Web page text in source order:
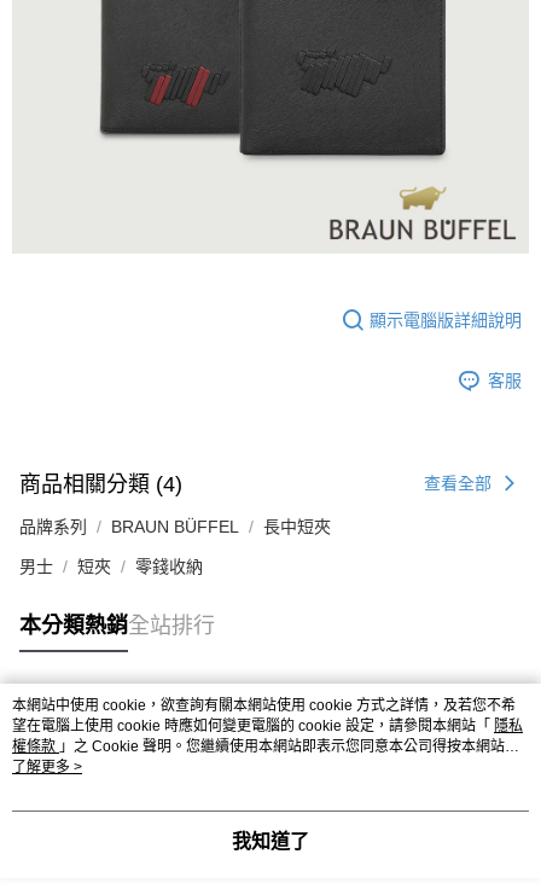
顯示電腦版詳細說明
客服
商品相關分類 (4) 查看全部
品牌系列 BRAUN BÜFFEL 長中短夾
男士 短夾 零錢收納
本分類熱銷全站排行
熱門標籤
本網站中使用 cookie，欲查詢有關本網站使用 cookie 方式之詳情，及若您不希
望在電腦上使用 cookie 時應如何變更電腦的 cookie 設定，請參閱本網站「 隱私
權條款 」之 Cookie 聲明。您繼續使用本網站即表示您同意本公司得按本網站使
用條款之 Cookie 聲明使用 cookie。
了解更多 >
我知道了